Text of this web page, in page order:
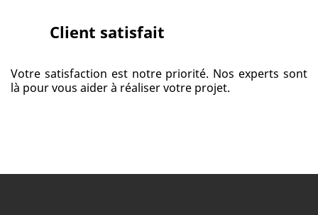
Client satisfait
Votre satisfaction est notre priorité. Nos experts sont
là pour vous aider à réaliser votre projet.